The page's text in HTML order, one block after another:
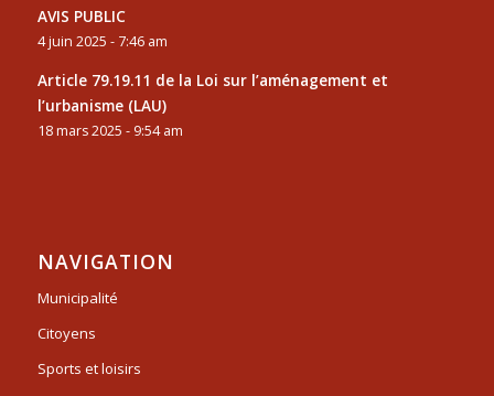
AVIS PUBLIC
4 juin 2025 - 7:46 am
Article 79.19.11 de la Loi sur l’aménagement et
l’urbanisme (LAU)
18 mars 2025 - 9:54 am
NAVIGATION
Municipalité
Citoyens
Sports et loisirs